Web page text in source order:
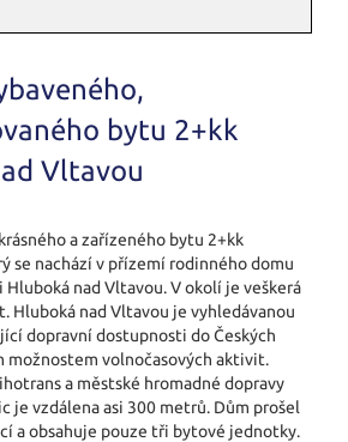
bytu 2+kk
Vltavou
a zařízeného bytu 2+kk
se nachází v přízemí rodinného domu
Hluboká nad Vltavou. V okolí je veškerá
Hluboká nad Vltavou je vyhledávanou
dopravní dostupnosti do Českých
možnostem volnočasových aktivit.
a městské hromadné dopravy
je vzdálena asi 300 metrů. Dům prošel
a obsahuje pouze tři bytové jednotky.